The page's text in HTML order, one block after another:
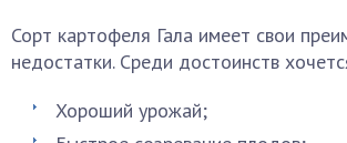
Сорт картофеля Гала имеет свои
недостатки. Среди достоинств
Хороший урожай;